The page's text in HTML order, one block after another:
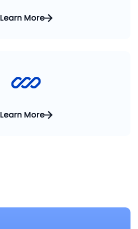
Learn More
Learn More
Learn More
Learn More